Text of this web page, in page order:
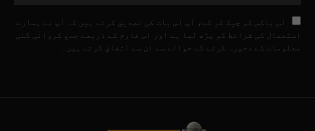
اس باکس کو چیک کر کے، آپ اس بات کی تصدیق کرتے ہیں کہ آپ نے ہمارے
استعمال کی شرائط کو پڑھ لیا ہے اور اس فارم کے ذریعے جمع کروائی گئی
معلومات کے ذخیرہ کرنے کے حوالے سے ان سے اتفاق کرتے ہیں۔